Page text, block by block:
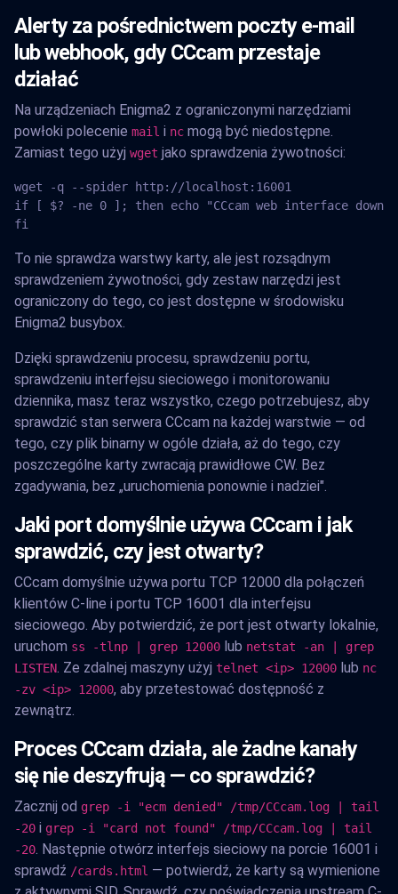
Alerty za pośrednictwem poczty e-mail
lub webhook, gdy CCcam przestaje
działać
Na urządzeniach Enigma2 z ograniczonymi narzędziami
powłoki polecenie mail i nc mogą być niedostępne.
Zamiast tego użyj wget jako sprawdzenia żywotności:
wget -q --spider http://localhost:16001
if [ $? -ne 0 ]; then echo "CCcam web interface down"
fi
To nie sprawdza warstwy karty, ale jest rozsądnym
sprawdzeniem żywotności, gdy zestaw narzędzi jest
ograniczony do tego, co jest dostępne w środowisku
Enigma2 busybox.
Dzięki sprawdzeniu procesu, sprawdzeniu portu,
sprawdzeniu interfejsu sieciowego i monitorowaniu
dziennika, masz teraz wszystko, czego potrzebujesz, aby
sprawdzić stan serwera CCcam na każdej warstwie — od
tego, czy plik binarny w ogóle działa, aż do tego, czy
poszczególne karty zwracają prawidłowe CW. Bez
zgadywania, bez „uruchomienia ponownie i nadziei".
Jaki port domyślnie używa CCcam i jak
sprawdzić, czy jest otwarty?
CCcam domyślnie używa portu TCP 12000 dla połączeń
klientów C-line i portu TCP 16001 dla interfejsu
sieciowego. Aby potwierdzić, że port jest otwarty lokalnie,
uruchom ss -tlnp | grep 12000 lub netstat -an | grep
LISTEN . Ze zdalnej maszyny użyj telnet <ip> 12000 lub nc
-zv <ip> 12000, aby przetestować dostępność z
zewnątrz.
Proces CCcam działa, ale żadne kanały
się nie deszyfrują — co sprawdzić?
Zacznij od grep -i "ecm denied" /tmp/CCcam.log | tail
-20 i grep -i "card not found" /tmp/CCcam.log | tail
-20 . Następnie otwórz interfejs sieciowy na porcie 16001 i
sprawdź /cards.html — potwierdź, że karty są wymienione